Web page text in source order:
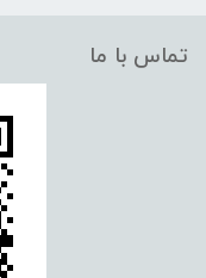
تماس با ما